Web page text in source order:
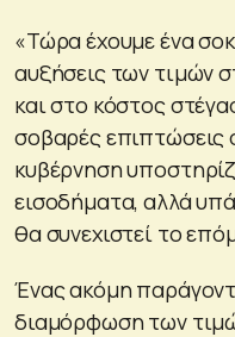
«Τώρα έχουμε ένα
αυξήσεις των τιμών
και στο κόστος
σοβαρές επιπτώσεις
κυβέρνηση
εισοδήματα, αλλά
θα συνεχιστεί το
Ένας ακόμη
διαμόρφωση των